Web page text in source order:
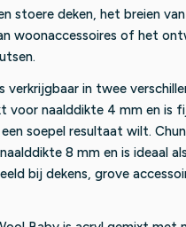
stoere deken, het breien
woonaccessoires of het
verkrijgbaar in twee
voor naalddikte 4 mm en is
soepel resultaat wilt.
8 mm en is ideaal
bij dekens, grove